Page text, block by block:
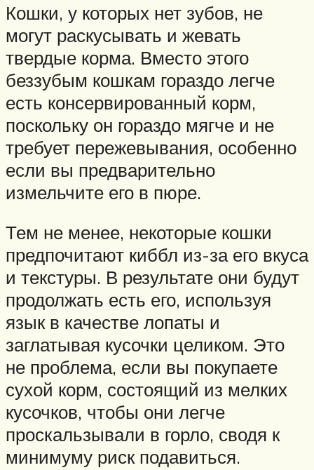
Кошки, у которых нет зубов, не
могут раскусывать и жевать
твердые корма. Вместо этого
беззубым кошкам гораздо легче
есть консервированный корм,
поскольку он гораздо мягче и не
требует пережевывания, особенно
если вы предварительно
измельчите его в пюре.
Тем не менее, некоторые кошки
предпочитают киббл из-за его вкуса
и текстуры. В результате они будут
продолжать есть его, используя
язык в качестве лопаты и
заглатывая кусочки целиком. Это
не проблема, если вы покупаете
сухой корм, состоящий из мелких
кусочков, чтобы они легче
проскальзывали в горло, сводя к
минимуму риск подавиться.